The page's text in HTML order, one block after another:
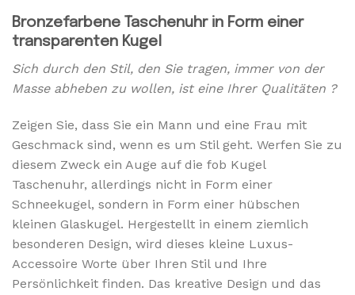
Bronzefarbene Taschenuhr in Form einer
transparenten Kugel
Sich durch den Stil, den Sie tragen, immer von der
Masse abheben zu wollen, ist eine Ihrer Qualitäten ?
Zeigen Sie, dass Sie ein Mann und eine Frau mit
Geschmack sind, wenn es um Stil geht. Werfen Sie zu
diesem Zweck ein Auge auf die fob Kugel
Taschenuhr, allerdings nicht in Form einer
Schneekugel, sondern in Form einer hübschen
kleinen Glaskugel. Hergestellt in einem ziemlich
besonderen Design, wird dieses kleine Luxus-
Accessoire Worte über Ihren Stil und Ihre
Persönlichkeit finden. Das kreative Design und das